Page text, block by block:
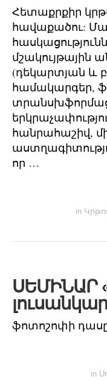
Հետաքրքիր
հավաքածու:
մշակույթային
(դեկարտյան և
համակարգեր,
հանրահաշիվ,
որ …
in
ՍԵՄԻՆԱՐ
ֆոտոշոփի
in